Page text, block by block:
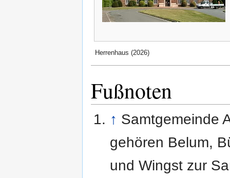
Herrenhaus (2026)
Fußnoten
↑ Samtgemeinde
gehören Belum,
und Wingst zur